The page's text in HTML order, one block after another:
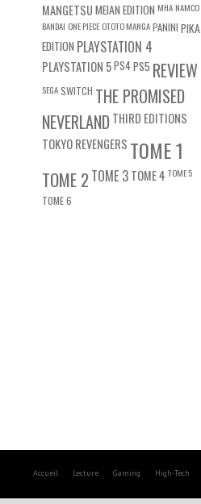
MANGETSUMEIAN EDITION MHA NAMCO
BANDAI ONE PIECE OTOTO MANGAPANINI PIKA
EDITION PLAYSTATION 4
PLAYSTATION 5PS4PS5 REVIEW
SEGASWITCH THE PROMISED
NEVERLAND THIRD EDITIONS
TOKYO REVENGERS TOME 1
TOME 2TOME 3TOME 4 TOME 5
TOME 6
Accueil Lecture Gaming High-Tech